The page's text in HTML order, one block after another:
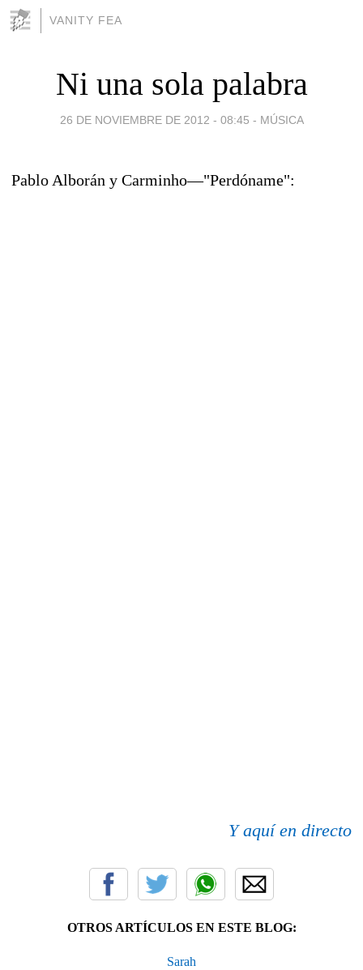
VANITY FEA
Ni una sola palabra
26 DE NOVIEMBRE DE 2012 - 08:45 - MÚSICA
Pablo Alborán y Carminho—"Perdóname":
Y aquí en directo
OTROS ARTÍCULOS EN ESTE BLOG:
Sarah